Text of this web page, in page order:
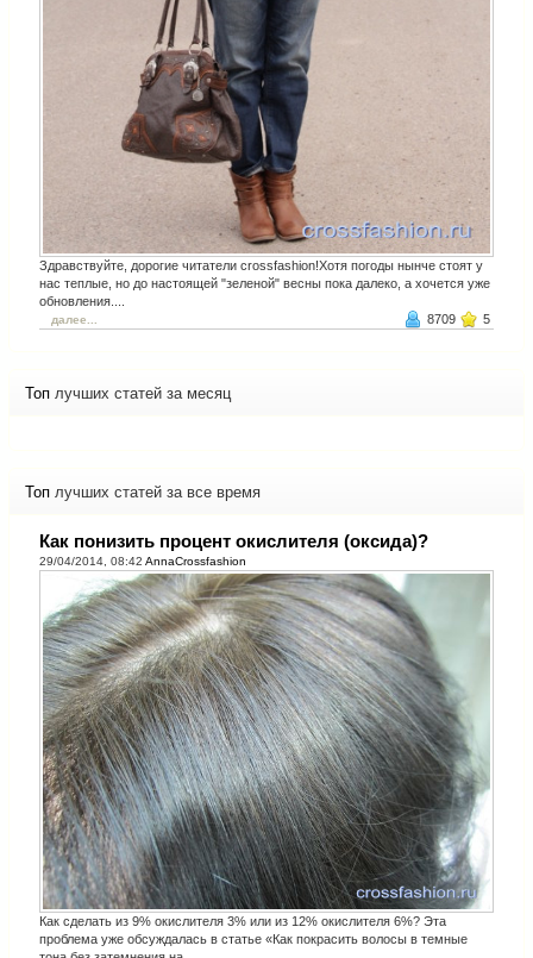
Здравствуйте, дорогие читатели crossfashion!Хотя погоды нынче стоят у
нас теплые, но до настоящей "зеленой" весны пока далеко, а хочется уже
обновления....
далее... 8709 5
Топ лучших статей за месяц
Топ лучших статей за все время
Как понизить процент окислителя (оксида)?
29/04/2014, 08:42 AnnaCrossfashion
Как сделать из 9% окислителя 3% или из 12% окислителя 6%? Эта
проблема уже обсуждалась в статье «Как покрасить волосы в темные